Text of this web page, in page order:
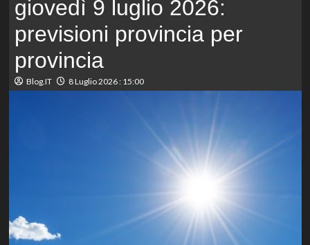
giovedì 9 luglio 2026:
previsioni provincia per
provincia
Blog.IT 8 Luglio 2026 : 15:00